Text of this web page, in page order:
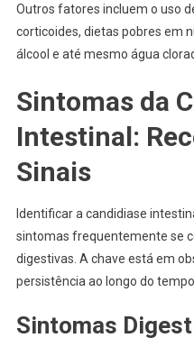
Outros fatores incluem o uso
corticoides, dietas pobres em
álcool e até mesmo água
Sintomas da
Intestinal:
Sinais
Identificar a candidiase
sintomas frequentemente se
digestivas. A chave está em
persistência ao longo do tempo.
Sintomas